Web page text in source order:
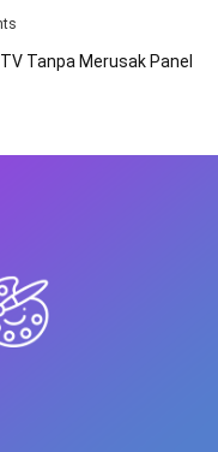
Tanpa Merusak Panel